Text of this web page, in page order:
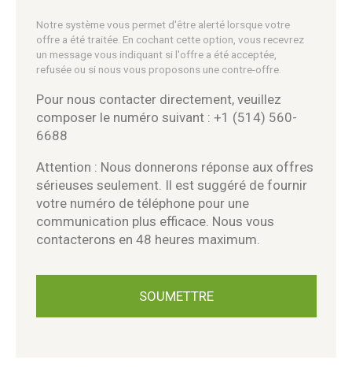
Notre système vous permet d'être alerté lorsque votre
offre a été traitée. En cochant cette option, vous recevrez
un message vous indiquant si l'offre a été acceptée,
refusée ou si nous vous proposons une contre-offre.
Pour nous contacter directement, veuillez
composer le numéro suivant : +1 (514) 560-
6688
Attention : Nous donnerons réponse aux offres
sérieuses seulement. Il est suggéré de fournir
votre numéro de téléphone pour une
communication plus efficace. Nous vous
contacterons en 48 heures maximum.